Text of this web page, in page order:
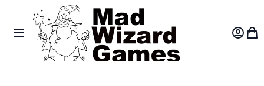
Skip to Content
Toggle Nav